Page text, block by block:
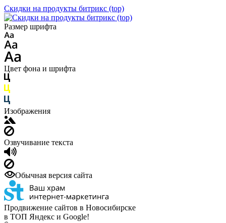
Скидки на продукты битрикс (top)
Размер шрифта
Цвет фона и шрифта
Изображения
Озвучивание текста
Обычная версия сайта
Продвижение сайтов в Новосибирске
в ТОП Яндекс и Google!